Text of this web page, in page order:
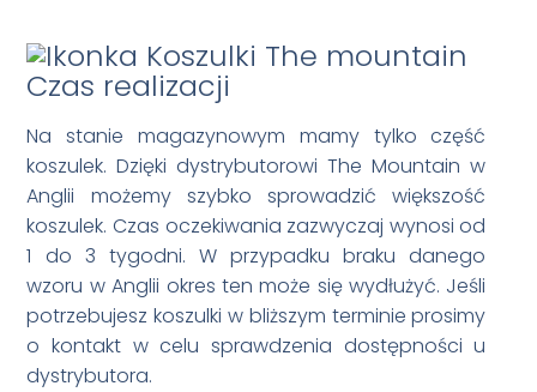
Czas realizacji
Na stanie magazynowym mamy tylko część
koszulek. Dzięki dystrybutorowi The Mountain w
Anglii możemy szybko sprowadzić większość
koszulek. Czas oczekiwania zazwyczaj wynosi od
1 do 3 tygodni. W przypadku braku danego
wzoru w Anglii okres ten może się wydłużyć. Jeśli
potrzebujesz koszulki w bliższym terminie prosimy
o kontakt w celu sprawdzenia dostępności u
dystrybutora.